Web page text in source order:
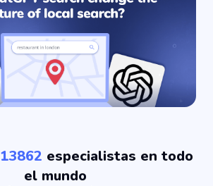
13862 especialistas en todo
el mundo